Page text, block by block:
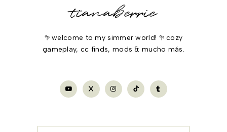
tianaberrie
𖧧 welcome to my simmer world! 𖧧 cozy
gameplay, cc finds, mods & mucho más.